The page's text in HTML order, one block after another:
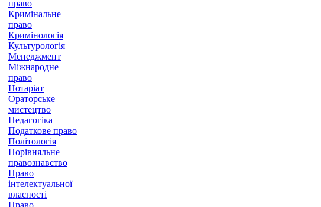
право
Кримінальне
право
Кримінологія
Культурологія
Менеджмент
Міжнародне
право
Нотаріат
Ораторське
мистецтво
Педагогіка
Податкове право
Політологія
Порівняльне
правознавство
Право
інтелектуальної
власності
Право